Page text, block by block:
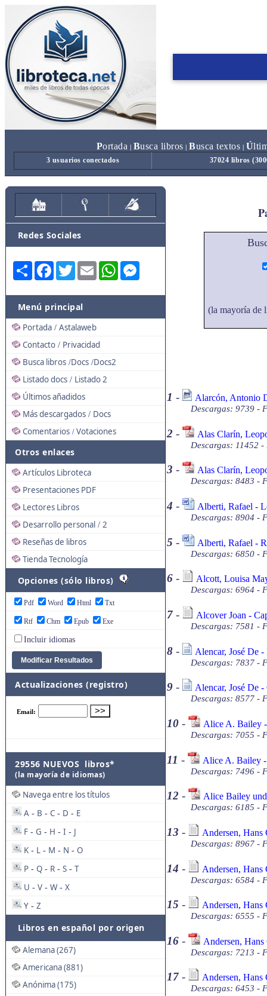
Portada Busca libros Busca textos Ú
3 usuarios conectados 37024 libros
Redes Sociales
Share FacebookTwitterEmail WhatsApp
Menú principal
Portada / Astalaweb
Contacto / Privacidad
Busca libros /Docs /Docs2
Listado docs / Listado 2
Últimos añadidos
Más descargados / Docs
Comentarios / Votaciones
Otros enlaces
Artículos Libroteca
Presentaciones PDF
Lectores Libros
Desarrollo personal / 2
Reseñas de libros
Tienda Tecnología
Opciones (sólo libros)
Pdf Word Html Txt
Rtf Chm Epub Exe
Incluir idiomas
Actualizaciones (registro)
29556 NUEVOS libros*
(la mayoría de idiomas)
Navega entre los títulos
A - B - C - D - E
F - G - H - I - J
K - L - M - N - O
P - Q - R - S - T
U - V - W - X
Y - Z
Libros en español por origen
Alemana (267)
Americana (881)
Anónima (175)
(la mayoría de
1 - Alarcón, Antonio
Descargas: 9739 -
2 - Alas Clarín,
Descargas: 11452
3 - Alas Clarín,
Descargas: 8483 -
4 - Alberti, Rafael -
Descargas: 8904 -
5 - Alberti, Rafael -
Descargas: 6850 -
6 - Alcott, Louisa
Descargas: 6964 -
7 - Alcover Joan -
Descargas: 7581 -
8 - Alencar, José De -
Descargas: 7837 -
9 - Alencar, José De
Descargas: 8577 -
10 - Alice A. Bailey
Descargas: 7055 -
11 - Alice A. Bailey -
Descargas: 7496 -
12 - Alice Bailey
Descargas: 6185 -
13 - Andersen, Hans
Descargas: 8967 -
14 - Andersen,
Descargas: 6584 -
15 - Andersen,
Descargas: 6555 -
16 - Andersen,
Descargas: 7213 -
17 - Andersen, Hans
Descargas: 6453 -